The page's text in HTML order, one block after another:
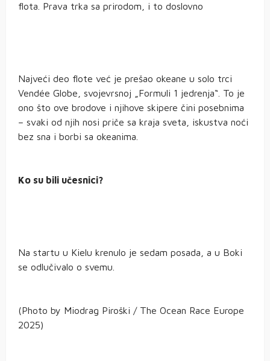
flota. Prava trka sa prirodom, i to doslovno
Najveći deo flote već je prešao okeane u solo trci
Vendée Globe, svojevrsnoj „Formuli 1 jedrenja“. To je
ono što ove brodove i njihove skipere čini posebnima
– svaki od njih nosi priče sa kraja sveta, iskustva noći
bez sna i borbi sa okeanima.
Ko su bili učesnici?
Na startu u Kielu krenulo je sedam posada, a u Boki
se odlučivalo o svemu.
(Photo by Miodrag Piroški / The Ocean Race Europe
2025)